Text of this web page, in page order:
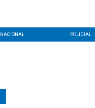
NACIONAL POLICIAL